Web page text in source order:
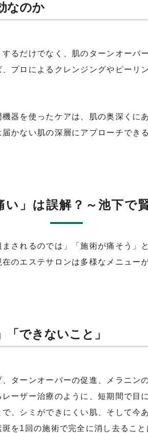
なのか
るだけでなく、肌のターンオーバ
プロによるクレンジングやピーリ
器を使ったケアは、肌の奥深くに
かない肌の深層にアプローチでき
い」は誤解？～池下で
されるのでは」「施術が痛そう」
のエステサロンは多様なメニュー
できないこと」
ターンオーバーの促進、メラニン
ーザー治療のように、短期間で目
、シミができにくい肌、そして今
を1回の施術で完全に消し去るこ